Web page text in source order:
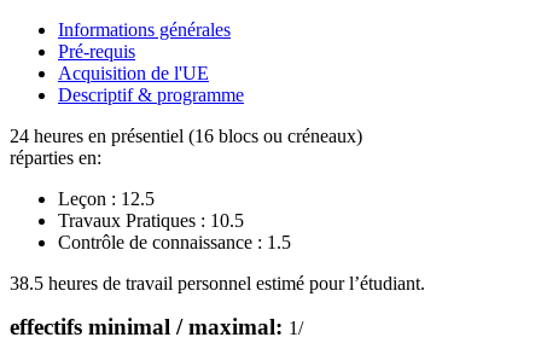
Informations générales
Pré-requis
Acquisition de l'UE
Descriptif & programme
24 heures en présentiel (16 blocs ou créneaux)
réparties en:
Leçon : 12.5
Travaux Pratiques : 10.5
Contrôle de connaissance : 1.5
38.5 heures de travail personnel estimé pour l’étudiant.
effectifs minimal / maximal: 1/